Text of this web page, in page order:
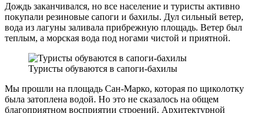
Дождь заканчивался, но все население и туристы активно
покупали резиновые сапоги и бахилы. Дул сильный ветер,
вода из лагуны заливала прибрежную площадь. Ветер был
теплым, а морская вода под ногами чистой и приятной.
Туристы обуваются в сапоги-бахилы
Мы прошли на площадь Сан-Марко, которая по щиколотку
была затоплена водой. Но это не сказалось на общем
благоприятном восприятии строений. Архитектурной